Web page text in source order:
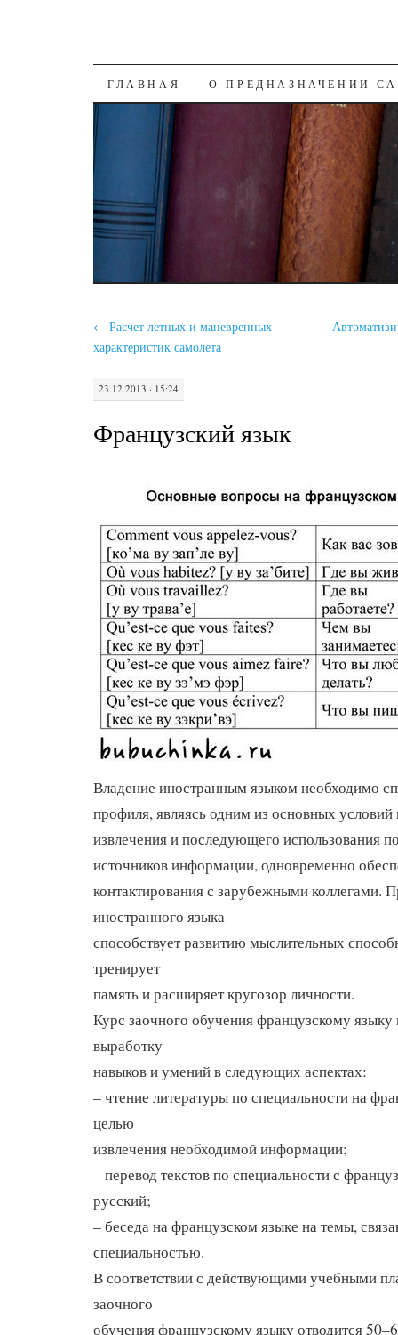
SKIP
CONTENT
ГЛАВНАЯ О ПРЕДНАЗНАЧЕНИИ
← Расчет летных и маневренных
характеристик самолета
23.12.2013 · 15:24
Французский язык
Владение иностранным языком необходимо
профиля, являясь одним из основных условий
извлечения и последующего использования
источников информации, одновременно
контактирования с зарубежными коллегами.
иностранного языка
способствует развитию мыслительных
тренирует
память и расширяет кругозор личности.
Курс заочного обучения французскому языку
выработку
навыков и умений в следующих аспектах:
– чтение литературы по специальности на
целью
извлечения необходимой информации;
– перевод текстов по специальности с
русский;
– беседа на французском языке на темы,
специальностью.
В соответствии с действующими учебными
заочного
обучения французскому языку отводится